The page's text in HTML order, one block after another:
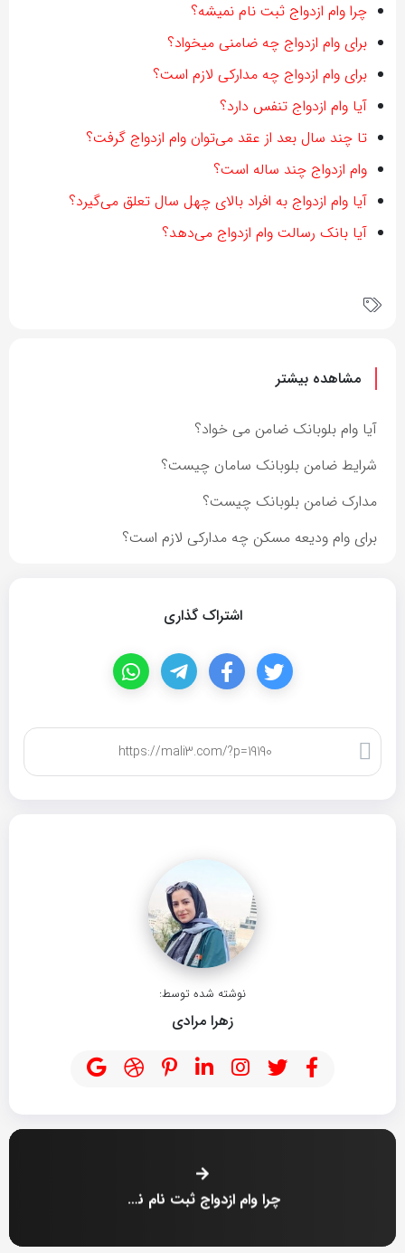
چرا وام ازدواج ثبت نام نمیشه؟
برای وام ازدواج چه ضامنی میخواد؟
برای وام ازدواج چه مدارکی لازم است؟
آیا وام ازدواج تنفس دارد؟
تا چند سال بعد از عقد می‌توان وام ازدواج گرفت؟
وام ازدواج چند ساله است؟
آیا وام ازدواج به افراد بالای چهل سال تعلق می‌گیرد؟
آیا بانک رسالت وام ازدواج می‌دهد؟
مشاهده بیشتر
آیا وام بلوبانک ضامن می خواد؟
شرایط ضامن بلوبانک سامان چیست؟
مدارک ضامن بلوبانک چیست؟
برای وام ودیعه مسکن چه مدارکی لازم است؟
اشتراک گذاری
نوشته شده توسط:
زهرا مرادی
چرا وام ازدواج ثبت نام نمیشه؟